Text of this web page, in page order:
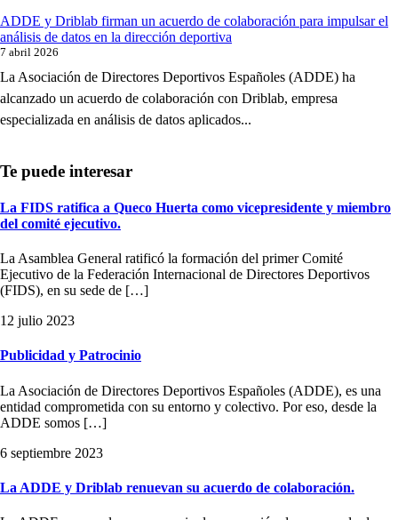
ADDE y Driblab firman un acuerdo de colaboración para impulsar el
análisis de datos en la dirección deportiva
7 abril 2026
La Asociación de Directores Deportivos Españoles (ADDE) ha
alcanzado un acuerdo de colaboración con Driblab, empresa
especializada en análisis de datos aplicados...
La FIDS ratifica a Queco Huerta como vicepresidente y miembro
del comité ejecutivo.
La Asamblea General ratificó la formación del primer Comité
Ejecutivo de la Federación Internacional de Directores Deportivos
(FIDS), en su sede de […]
12 julio 2023
Publicidad y Patrocinio
La Asociación de Directores Deportivos Españoles (ADDE), es una
entidad comprometida con su entorno y colectivo. Por eso, desde la
ADDE somos […]
6 septiembre 2023
La ADDE y Driblab renuevan su acuerdo de colaboración.